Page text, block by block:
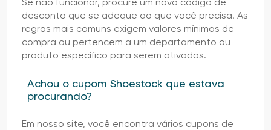
desconto que se adeque ao que você precisa. As
regras mais comuns exigem valores mínimos de
compra ou pertencem a um departamento ou
produto específico para serem ativados.
Achou o cupom Shoestock que estava
procurando?
Em nosso site, você encontra vários cupons de